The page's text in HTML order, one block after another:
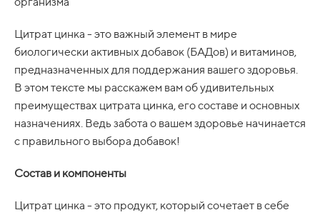
Цитрат цинка - это важный элемент в мире
биологически активных добавок (БАДов) и витаминов,
предназначенных для поддержания вашего здоровья.
В этом тексте мы расскажем вам об удивительных
преимуществах цитрата цинка, его составе и основных
назначениях. Ведь забота о вашем здоровье начинается
с правильного выбора добавок!
Состав и компоненты
Цитрат цинка - это продукт, который сочетает в себе